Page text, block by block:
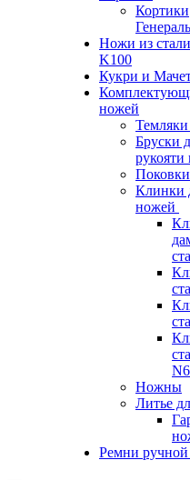
Кортики
Ножи из
K100
Кукри и
ножей
Бруски
рукояти
Поковки
Клинки
ножей
Ножны
Литье
Ремни